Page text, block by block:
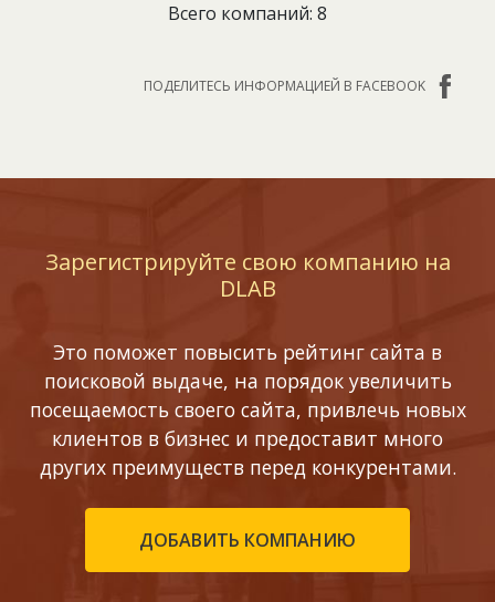
Всего компаний: 8
ПОДЕЛИТЕСЬ ИНФОРМАЦИЕЙ В FACEBOOK
Зарегистрируйте свою компанию на
DLAB
Это поможет повысить рейтинг сайта в
поисковой выдаче, на порядок увеличить
посещаемость своего сайта, привлечь новых
клиентов в бизнес и предоставит много
других преимуществ перед конкурентами.
ДОБАВИТЬ КОМПАНИЮ